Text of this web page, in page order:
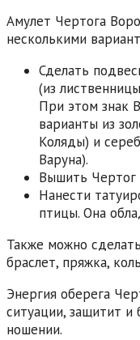
Амулет Чертога
несколькими
Сделать
(из
При этом знак
варианты из
Коляды) и
Bapунa).
Вышить Чертог
Нанести
птицы. Она
Также можно
браслет, пряжка,
Энергия оберега
ситуации, защитит
ношении.